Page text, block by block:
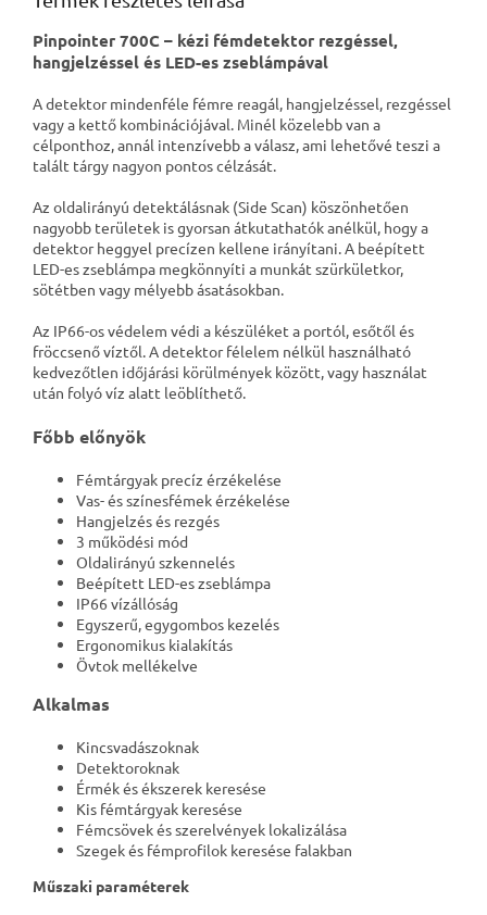
Pinpointer 700C – kézi fémdetektor rezgéssel,
hangjelzéssel és LED-es zseblámpával
A detektor mindenféle fémre reagál, hangjelzéssel, rezgéssel
vagy a kettő kombinációjával. Minél közelebb van a
célponthoz, annál intenzívebb a válasz, ami lehetővé teszi a
talált tárgy nagyon pontos célzását.
Az oldalirányú detektálásnak (Side Scan) köszönhetően
nagyobb területek is gyorsan átkutathatók anélkül, hogy a
detektor heggyel precízen kellene irányítani. A beépített
LED-es zseblámpa megkönnyíti a munkát szürkületkor,
sötétben vagy mélyebb ásatásokban.
Az IP66-os védelem védi a készüléket a portól, esőtől és
fröccsenő víztől. A detektor félelem nélkül használható
kedvezőtlen időjárási körülmények között, vagy használat
után folyó víz alatt leöblíthető.
Főbb előnyök
Fémtárgyak precíz érzékelése
Vas- és színesfémek érzékelése
Hangjelzés és rezgés
3 működési mód
Oldalirányú szkennelés
Beépített LED-es zseblámpa
IP66 vízállóság
Egyszerű, egygombos kezelés
Ergonomikus kialakítás
Övtok mellékelve
Alkalmas
Kincsvadászoknak
Detektoroknak
Érmék és ékszerek keresése
Kis fémtárgyak keresése
Fémcsövek és szerelvények lokalizálása
Szegek és fémprofilok keresése falakban
Műszaki paraméterek